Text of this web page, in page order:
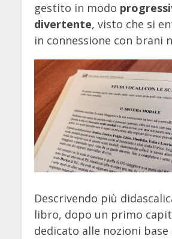
gestito in modo
divertente, visto che si
in connessione con brani
Descrivendo più
libro, dopo un primo
dedicato alle nozioni